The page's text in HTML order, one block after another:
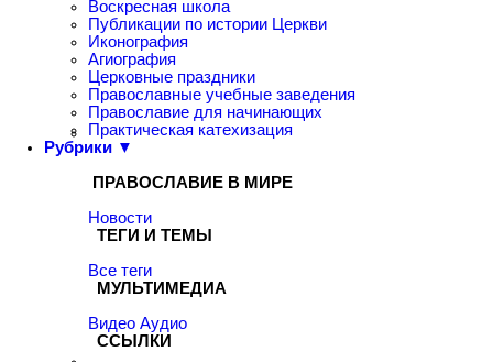
Воскресная школа
Публикации по истории Церкви
Иконография
Агиография
Церковные праздники
Православные учебные заведения
Православие для начинающих
Практическая катехизация
Рубрики ▼
ПРАВОСЛАВИЕ В МИРЕ
Новости
ТЕГИ И ТЕМЫ
Все теги
МУЛЬТИМЕДИА
Видео Аудио
ССЫЛКИ